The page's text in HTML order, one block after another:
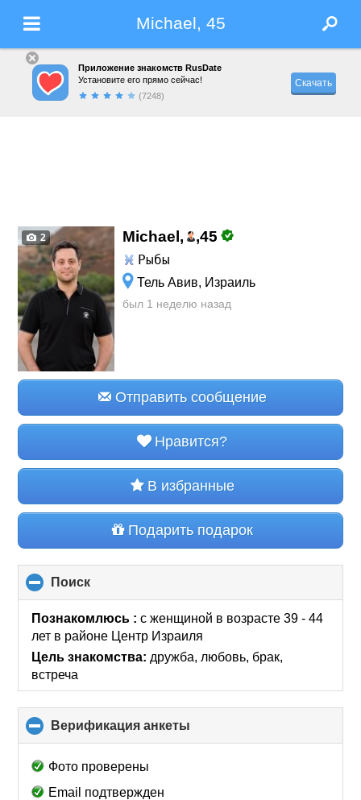
Michael, 45
Приложение знакомств RusDate
Установите его прямо сейчас!
(7248)
Скачать
2 Michael, ,45
Рыбы
Тель Авив, Израиль
был 1 неделю назад
Отправить сообщение
Нравится?
В избранные
Подарить подарок
Поиск
to
collapse
contents
Познакомлюсь :с женщиной в возрасте 39 - 44
лет в районе Центр Израиля
Цель знакомства: дружба, любовь, брак,
встреча
Верификация анкеты
to
Фото проверены
Email подтвержден